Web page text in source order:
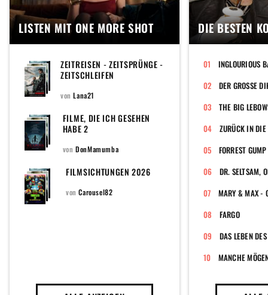
LISTEN MIT ONE MORE SHOT
ZEITREISEN - ZEITSPRÜNGE -
ZEITSCHLEIFEN
vonLana21
FILME, DIE ICH GESEHEN
HABE 2
vonDonMamumba
FILMSICHTUNGEN 2026
vonCarousel82
DIE BESTEN
INGLOURIOUS
DER GROSSE
THE BIG
ZURÜCK IN DIE
FORREST GUMP
FARGO
DAS LEBEN
MANCHE